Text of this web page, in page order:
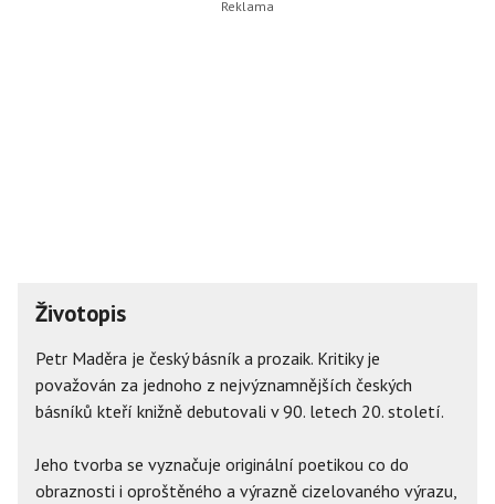
Životopis
Petr Maděra je český básník a prozaik. Kritiky je
považován za jednoho z nejvýznamnějších českých
básníků kteří knižně debutovali v 90. letech 20. století.
Jeho tvorba se vyznačuje originální poetikou co do
obraznosti i oproštěného a výrazně cizelovaného výrazu,